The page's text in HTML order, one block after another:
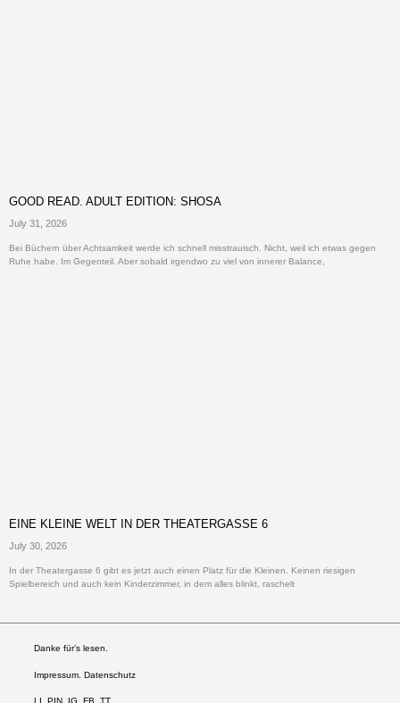
GOOD READ. ADULT EDITION: SHOSA
July 31, 2026
Bei Büchern über Achtsamkeit werde ich schnell misstrauisch. Nicht, weil ich etwas gegen
Ruhe habe. Im Gegenteil. Aber sobald irgendwo zu viel von innerer Balance,
EINE KLEINE WELT IN DER THEATERGASSE 6
July 30, 2026
In der Theatergasse 6 gibt es jetzt auch einen Platz für die Kleinen. Keinen riesigen
Spielbereich und auch kein Kinderzimmer, in dem alles blinkt, raschelt
Danke für’s lesen.
Impressum. Datenschutz
LI PIN. IG FB. TT.